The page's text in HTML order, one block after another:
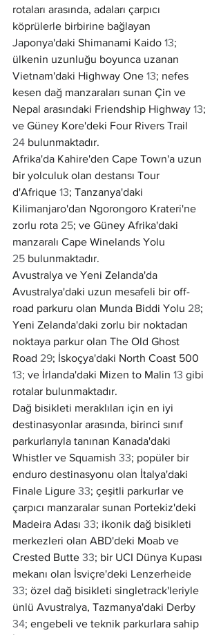
rotaları arasında, adaları çarpıcı
köprülerle birbirine bağlayan
Japonya'daki Shimanami Kaido 13;
ülkenin uzunluğu boyunca uzanan
Vietnam'daki Highway One 13; nefes
kesen dağ manzaraları sunan Çin ve
Nepal arasındaki Friendship Highway 13;
ve Güney Kore'deki Four Rivers Trail
24 bulunmaktadır.
Afrika'da Kahire'den Cape Town'a uzun
bir yolculuk olan destansı Tour
d'Afrique 13; Tanzanya'daki
Kilimanjaro'dan Ngorongoro Krateri'ne
zorlu rota 25; ve Güney Afrika'daki
manzaralı Cape Winelands Yolu
25 bulunmaktadır.
Avustralya ve Yeni Zelanda'da
Avustralya'daki uzun mesafeli bir off-
road parkuru olan Munda Biddi Yolu 28;
Yeni Zelanda'daki zorlu bir noktadan
noktaya parkur olan The Old Ghost
Road 29; İskoçya'daki North Coast 500
13; ve İrlanda'daki Mizen to Malin 13 gibi
rotalar bulunmaktadır.
Dağ bisikleti meraklıları için en iyi
destinasyonlar arasında, birinci sınıf
parkurlarıyla tanınan Kanada'daki
Whistler ve Squamish 33; popüler bir
enduro destinasyonu olan İtalya'daki
Finale Ligure 33; çeşitli parkurlar ve
çarpıcı manzaralar sunan Portekiz'deki
Madeira Adası 33; ikonik dağ bisikleti
merkezleri olan ABD'deki Moab ve
Crested Butte 33; bir UCI Dünya Kupası
mekanı olan İsviçre'deki Lenzerheide
33; özel dağ bisikleti singletrack'leriyle
ünlü Avustralya, Tazmanya'daki Derby
34; engebeli ve teknik parkurlara sahip